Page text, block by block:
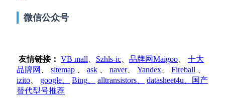
微信公众号
友情链接： VB mall Szhls-ic 品牌网Maigoo
十大
品牌网
sitemap ask naver、 Yandex Fireball
izito
google Bing alltransistors
datasheet4u、国产
替代型号推荐